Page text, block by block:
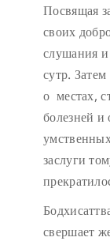
Посвящая
своих
слушания
сутр.
о местах,
болезней
заслуги
свершает